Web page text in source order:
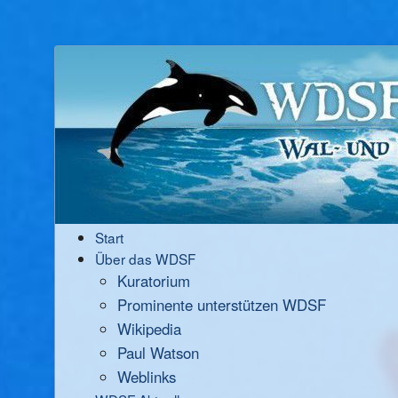
Start
Über das WDSF
Kuratorium
Prominente unterstützen WDSF
Wikipedia
Paul Watson
Weblinks